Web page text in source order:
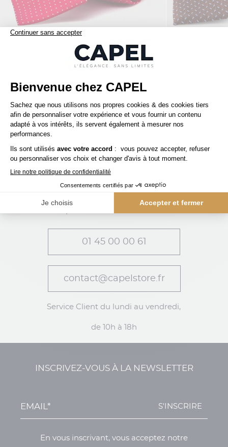
capel
85,00 €
capelstore
Cravates
Cravate Rayée Club Capel Grande Taille
01 45 00 00 61
contact@capelstore.fr
Service Client du lundi au vendredi,
de 10h à 18h
INSCRIVEZ-VOUS À LA NEWSLETTER
S'INSCRIRE
En vous inscrivant, vous acceptez notre